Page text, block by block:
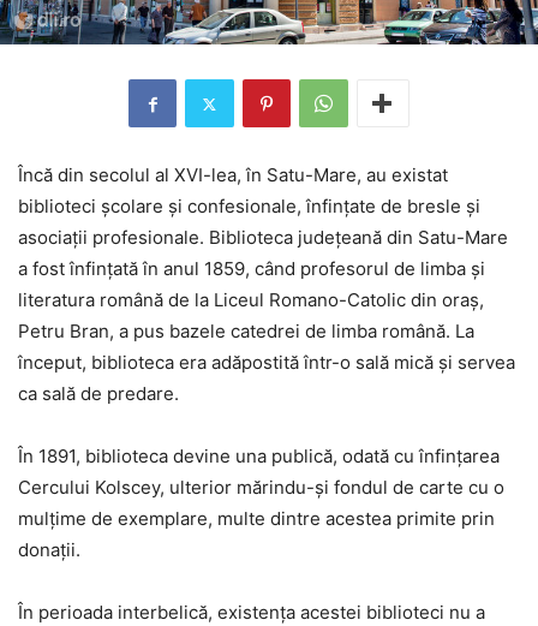
Încă din secolul al XVI-lea, în Satu-Mare, au existat
biblioteci şcolare și confesionale, înfinţate de bresle şi
asociaţii profesionale. Biblioteca judeţeană din Satu-Mare
a fost înfinţată în anul 1859, când profesorul de limba şi
literatura română de la Liceul Romano-Catolic din oraş,
Petru Bran, a pus bazele catedrei de limba română. La
început, biblioteca era adăpostită într-o sală mică şi servea
ca sală de predare.
În 1891, biblioteca devine una publică, odată cu înfinţarea
Cercului Kolscey, ulterior mărindu-şi fondul de carte cu o
mulţime de exemplare, multe dintre acestea primite prin
donaţii.
În perioada interbelică, existenţa acestei biblioteci nu a